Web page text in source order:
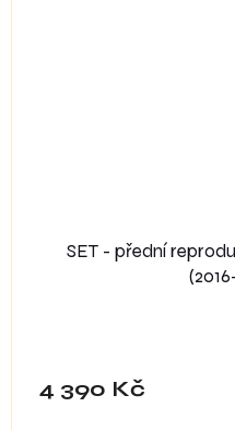
SET - přední
4 390 Kč